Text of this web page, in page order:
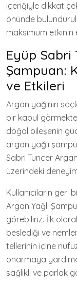
içeriğiyle dikkat
önünde
maksimum etkinin
Eyüp Sabri
Şampuan:
ve Etkileri
Argan yağının
bir kabul
doğal bileşenin
argan yağlı
Sabri Tuncer Argan
üzerindeki
Kullanıcıların
Argan Yağlı
görebiliriz. İlk
beslediği ve
tellerinin içine
onarmaya
sağlıklı ve parlak